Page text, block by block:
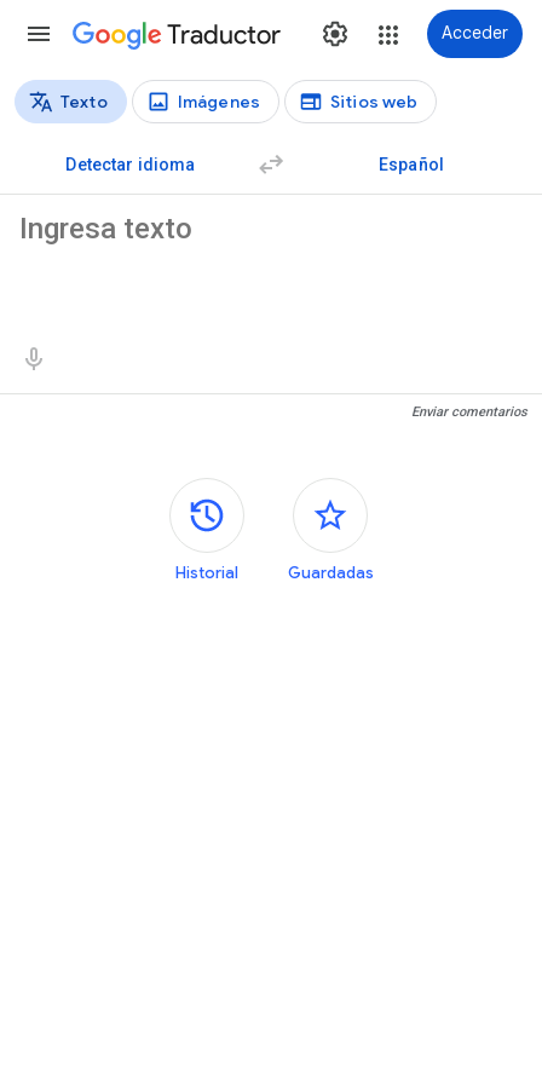
Traductor Acceder
Tipos de traducción
Texto Imágenes Sitios web
Detectar idioma Español
Enviar comentarios
Paneles laterales
Historial Guardadas